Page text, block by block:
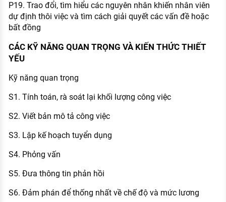
P19. Trao đổi, tìm hiểu các nguyên nhân khiến nhân viên
dự định thôi việc và tìm cách giải quyết các vấn đề hoặc
bất đồng
CÁC KỸ NĂNG QUAN TRỌNG VÀ KIẾN THỨC THIẾT
YẾU
Kỹ năng quan trọng
S1. Tính toán, rà soát lại khối lượng công việc
S2. Viết bản mô tả công việc
S3. Lập kế hoạch tuyển dụng
S4. Phỏng vấn
S5. Đưa thông tin phản hồi
S6. Đảm phán để thống nhất về chế độ và mức lương